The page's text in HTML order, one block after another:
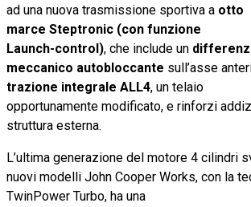
ad una nuova trasmissione sportiva a otto
marce Steptronic (con funzione
Launch-control), che include un
meccanico autobloccante sull’asse
trazione integrale ALL4, un telaio
opportunamente modificato, e rinforzi
struttura esterna.
L’ultima generazione del motore 4 cilindri
nuovi modelli John Cooper Works, con la
TwinPower Turbo, ha una